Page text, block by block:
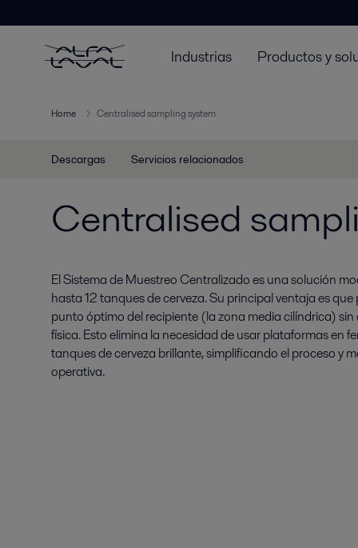
Industrias Productos y
Home Centralised sampling system
Descargas Servicios relacionados
Centralised
El Sistema de Muestreo Centralizado es una solución
hasta 12 tanques de cerveza. Su principal ventaja es
punto óptimo del recipiente (la zona media cilíndrica)
física. Esto elimina la necesidad de usar plataformas en
tanques de cerveza brillante, simplificando el proceso y
operativa.